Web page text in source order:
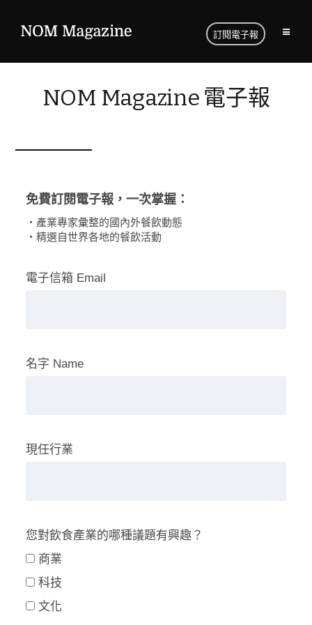
訂閱電子報
NOM Magazine 電子報
免費訂閱電子報，一次掌握：
・產業專家彙整的國內外餐飲動態
・精選自世界各地的餐飲活動
電子信箱 Email
名字 Name
現任行業
您對飲食產業的哪種議題有興趣？
商業
科技
文化